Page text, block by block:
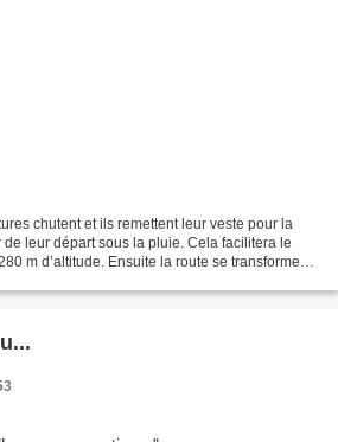
chutent et ils remettent leur veste pour la
leur départ sous la pluie. Cela facilitera le
m d’altitude. Ensuite la route se transforme